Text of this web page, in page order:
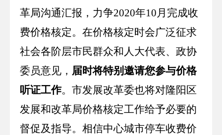
革局沟通汇报，力争2020年10月完成收
费价格核定。在价格核定时会广泛征求
社会各阶层市民群众和人大代表、政协
委员意见， 届时将特别邀请您参与价格
听证工作。市发展改革委也将对隆阳区
发展和改革局价格核定工作给予必要的
督促及指导。相信中心城市停车收费价